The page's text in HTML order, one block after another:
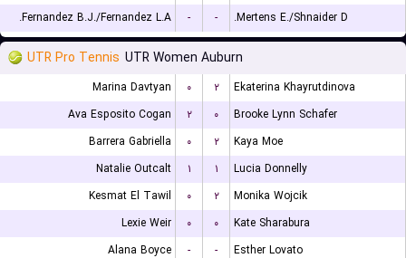
Fernandez B.J./Fernandez L.A.
- - Mertens E./Shnaider D.
UTR Pro Tennis UTR Women Auburn
Marina Davtyan ۰ ۲
Ekaterina Khayrutdinova
Ava Esposito Cogan
۲ ۰
Brooke Lynn Schafer
Barrera Gabriella
۰ ۲
Kaya Moe
Natalie Outcalt
۱ ۱
Lucia Donnelly
Kesmat El Tawil
۰ ۲
Monika Wojcik
Lexie Weir
۰ ۰
Kate Sharabura
Alana Boyce
- -
Esther Lovato